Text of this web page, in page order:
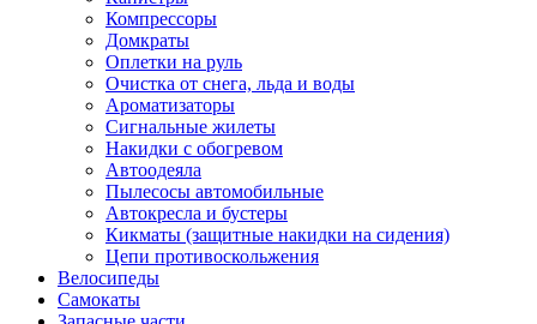
Компрессоры
Домкраты
Оплетки на руль
Очистка от снега, льда и воды
Ароматизаторы
Сигнальные жилеты
Накидки с обогревом
Автоодеяла
Пылесосы автомобильные
Автокресла и бустеры
Кикматы (защитные накидки на сидения)
Цепи противоскольжения
Велосипеды
Самокаты